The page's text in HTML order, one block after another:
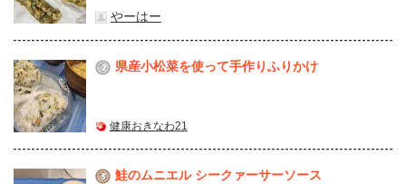
やーはー
2 県産⼩松菜を使って⼿作りふりかけ
健康おきなわ21
3 鮭のムニエル シークァーサーソース